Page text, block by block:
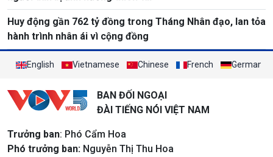
Huy động gần 762 tỷ đồng trong Tháng Nhân đạo, lan tỏa
hành trình nhân ái vì cộng đồng
English Vietnamese Chinese French German
BAN ĐỐI NGOẠI
ĐÀI TIẾNG NÓI VIỆT NAM
Trưởng ban: Phó Cẩm Hoa
Phó trưởng ban: Nguyễn Thị Thu Hoa